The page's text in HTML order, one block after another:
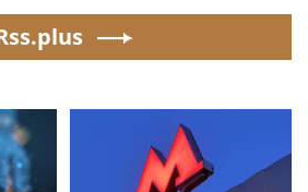
киберустойчивости